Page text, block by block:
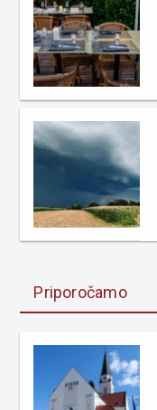
Priporočamo